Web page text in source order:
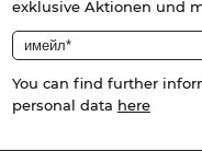
exklusive Aktionen und
You can find further
personal data here